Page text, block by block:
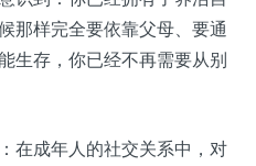
那样完全要依靠父母、要通
生存，你已经不再需要从别
在成年人的社交关系中，对